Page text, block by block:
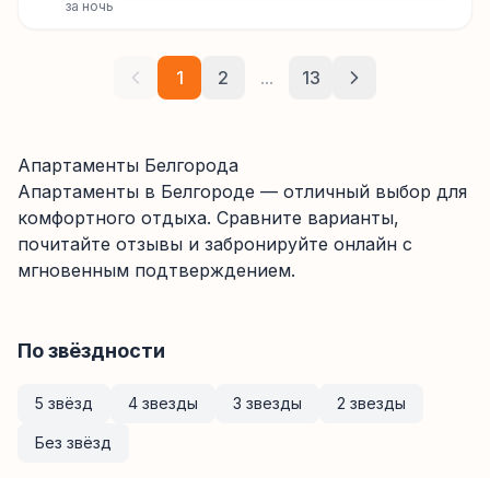
за ночь
1 2 ... 13
Апартаменты Белгорода
Апартаменты в Белгороде — отличный выбор для
комфортного отдыха. Сравните варианты,
почитайте отзывы и забронируйте онлайн с
мгновенным подтверждением.
По звёздности
5 звёзд 4 звезды 3 звезды 2 звезды
Без звёзд